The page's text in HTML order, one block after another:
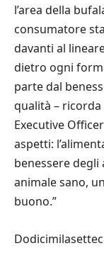
l’area della
consumatore
davanti al
dietro ogni
parte dal
qualità – ricorda
Executive
aspetti:
benessere degli
animale sano,
buono.”